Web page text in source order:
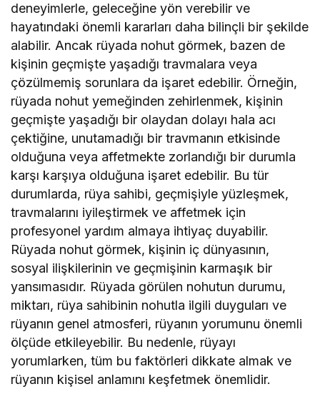
deneyimlerle, geleceğine yön verebilir ve
hayatındaki önemli kararları daha bilinçli bir şekilde
alabilir. Ancak rüyada nohut görmek, bazen de
kişinin geçmişte yaşadığı travmalara veya
çözülmemiş sorunlara da işaret edebilir. Örneğin,
rüyada nohut yemeğinden zehirlenmek, kişinin
geçmişte yaşadığı bir olaydan dolayı hala acı
çektiğine, unutamadığı bir travmanın etkisinde
olduğuna veya affetmekte zorlandığı bir durumla
karşı karşıya olduğuna işaret edebilir. Bu tür
durumlarda, rüya sahibi, geçmişiyle yüzleşmek,
travmalarını iyileştirmek ve affetmek için
profesyonel yardım almaya ihtiyaç duyabilir.
Rüyada nohut görmek, kişinin iç dünyasının,
sosyal ilişkilerinin ve geçmişinin karmaşık bir
yansımasıdır. Rüyada görülen nohutun durumu,
miktarı, rüya sahibinin nohutla ilgili duyguları ve
rüyanın genel atmosferi, rüyanın yorumunu önemli
ölçüde etkileyebilir. Bu nedenle, rüyayı
yorumlarken, tüm bu faktörleri dikkate almak ve
rüyanın kişisel anlamını keşfetmek önemlidir.